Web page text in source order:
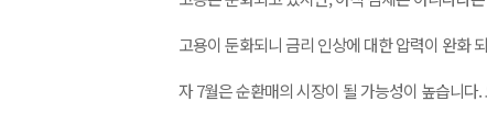
고용이 둔화되니 금리 인상에 대한 압력이 완화
자 7월은 순환매의 시장이 될 가능성이 높습니